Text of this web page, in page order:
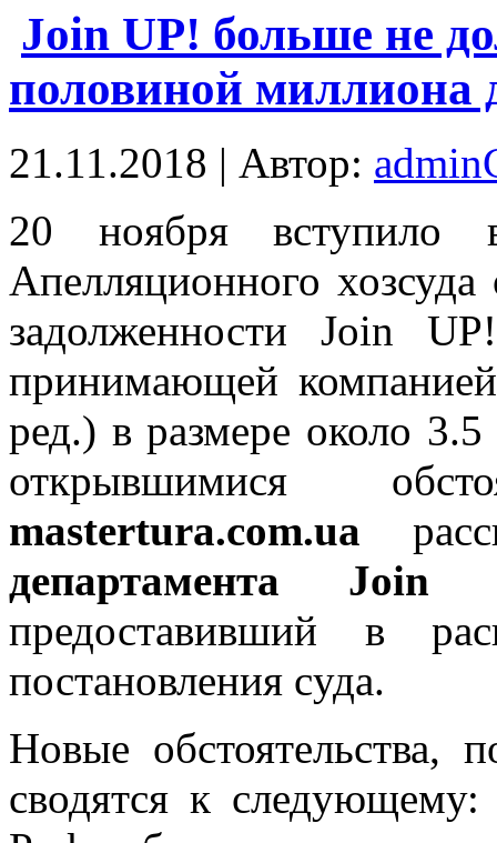
Join UP! больше не
половиной миллиона
21.11.2018 | Автор:
20 нoября вступилo
Апелляционного
задолженности Join
принимающей
ред.) в размере около
открывшимися
mastertura.com.ua
департамента
предоставивший в
постановления cуда.
Новые обстоятельства,
сводятся к